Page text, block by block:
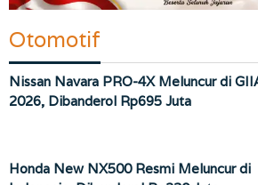
Otomotif
Nissan Navara PRO-4X Meluncur di
2026, Dibanderol Rp695 Juta
Honda New NX500 Resmi Meluncur di